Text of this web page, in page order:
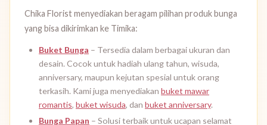
Chika Florist menyediakan beragam pilihan produk bunga
yang bisa dikirimkan ke Timika:
Buket Bunga – Tersedia dalam berbagai ukuran dan
desain. Cocok untuk hadiah ulang tahun, wisuda,
anniversary, maupun kejutan spesial untuk orang
terkasih. Kami juga menyediakan buket mawar
romantis, buket wisuda, dan buket anniversary.
Bunga Papan – Solusi terbaik untuk ucapan selamat